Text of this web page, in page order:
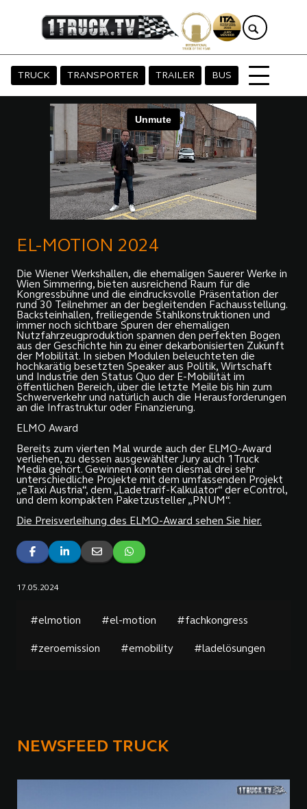
TRUCK TRANSPORTER TRAILER BUS
EL-MOTION 2024
Die Wiener Werkshallen, die ehemaligen Sauerer Werke in
Wien Simmering, bieten ausreichend Raum für die
Kongressbühne und die eindrucksvolle Präsentation der
rund 30 Teilnehmer an der begleitenden Fachausstellung.
Backsteinhallen, freiliegende Stahlkonstruktionen und
immer noch sichtbare Spuren der ehemaligen
Nutzfahrzeugproduktion spannen den perfekten Bogen
aus der Geschichte hin zu einer dekarbonisierten Zukunft
der Mobilität. In sieben Modulen beleuchteten die
hochkarätig besetzten Speaker aus Politik, Wirtschaft
und Industrie den Status Quo der E-Mobilität im
öffentlichen Bereich, über die letzte Meile bis hin zum
Schwerverkehr und natürlich auch die Herausforderungen
an die Infrastruktur oder Finanzierung.
ELMO Award
Bereits zum vierten Mal wurde auch der ELMO-Award
verliehen, zu dessen ausgewählter Jury auch 1Truck
Media gehört. Gewinnen konnten diesmal drei sehr
unterschiedliche Projekte mit dem umfassenden Projekt
„eTaxi Austria“, dem „Ladetrarif-Kalkulator“ der eControl,
und dem kompakten Paketzusteller „PNUM“.
Die Preisverleihung des ELMO-Award sehen Sie hier.
17.05.2024
#elmotion #el-motion #fachkongress
#zeroemission #emobility #ladelösungen
NEWSFEED TRUCK